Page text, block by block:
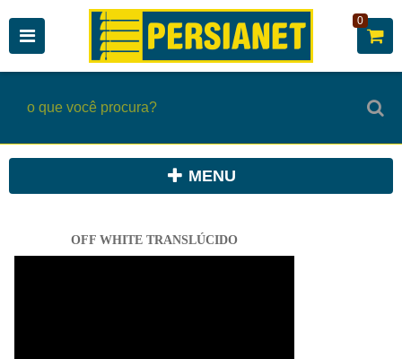
0
MENU
OFF WHITE TRANSLÚCIDO